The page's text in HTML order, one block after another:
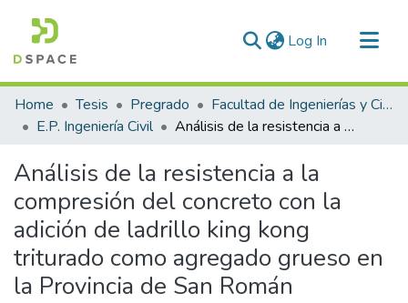
Log In (current)
Communities & Collections
All of DSpace
Home Tesis Pregrado
Facultad de Ingenierías y Ciencias Puras
E.P. Ingeniería Civil
Análisis de la resistencia a la compresión del concreto con la adición de ladrillo king kong triturado como agregado grueso en la Provincia de San Román
Análisis de la resistencia a la
compresión del concreto con la
adición de ladrillo king kong
triturado como agregado grueso en
la Provincia de San Román